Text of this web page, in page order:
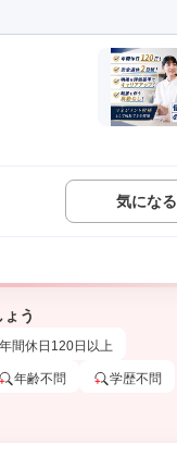
気になる
う
年間休日120日以上
年齢不問 学歴不問